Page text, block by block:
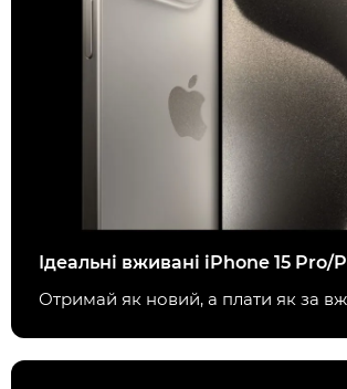
Ідеальні вживані iPhone 15 Pro/
Отримай як новий, а плати як за